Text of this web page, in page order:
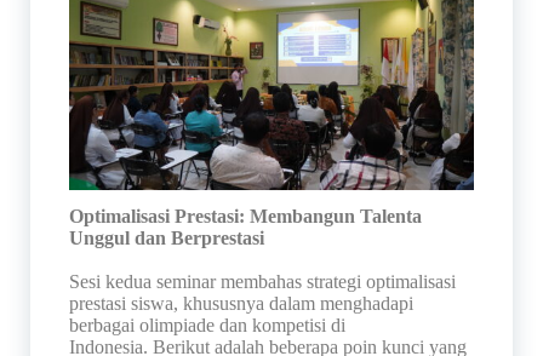
Optimalisasi Prestasi: Membangun Talenta
Unggul dan Berprestasi
Sesi kedua seminar membahas strategi optimalisasi
prestasi siswa, khususnya dalam menghadapi
berbagai olimpiade dan kompetisi di
Indonesia. Berikut adalah beberapa poin kunci yang